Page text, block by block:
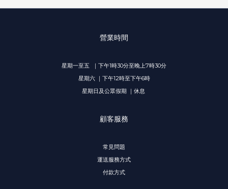
營業時間
星期一至五 ｜下午1時30分至晚上7時30分
星期六 ｜下午12時至下午6時
星期日及公眾假期 ｜休息
顧客服務
常見問題
運送服務方式
付款方式